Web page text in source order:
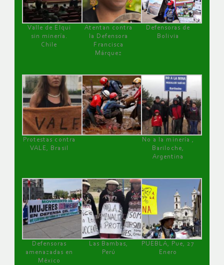
Valle de Elqui
sin minería.
Chile
Atentan contra
la Defensora
Francisca
Márquez
Defensoras de
Bolivia
Protestas contra
VALE, Brasil
No a la minería ,
Bariloche,
Argentina
Defensoras
amenazadas en
México
Las Bambas,
Perú
PUEBLA, Pue, 27
Enero